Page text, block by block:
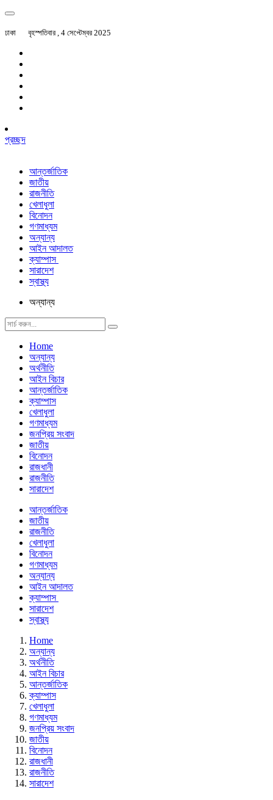
ঢাকা বৃহস্পতিবার , 4 সেপ্টেম্বর 2025
প্রচ্ছদ
আন্তর্জাতিক
জাতীয়
রাজনীতি
খেলাধুলা
বিনোদন
গণমাধ্যম
অন্যান্য
আইন আদালত
ক্যাম্পাস
সারাদেশ
স্বাস্থ্য
অন্যান্য
Home
অন্যান্য
অর্থনীতি
আইন বিচার
আন্তর্জাতিক
ক্যাম্পাস
খেলাধুলা
গণমাধ্যম
জনপ্রিয় সংবাদ
জাতীয়
বিনোদন
রাজধানী
রাজনীতি
সারাদেশ
আন্তর্জাতিক
জাতীয়
রাজনীতি
খেলাধুলা
বিনোদন
গণমাধ্যম
অন্যান্য
আইন আদালত
ক্যাম্পাস
সারাদেশ
স্বাস্থ্য
Home
অন্যান্য
অর্থনীতি
আইন বিচার
আন্তর্জাতিক
ক্যাম্পাস
খেলাধুলা
গণমাধ্যম
জনপ্রিয় সংবাদ
জাতীয়
বিনোদন
রাজধানী
রাজনীতি
সারাদেশ